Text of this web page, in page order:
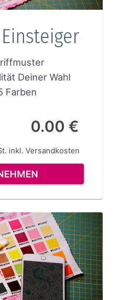
Deiner Wahl
Farben
0.00 €
inkl. Versandkosten